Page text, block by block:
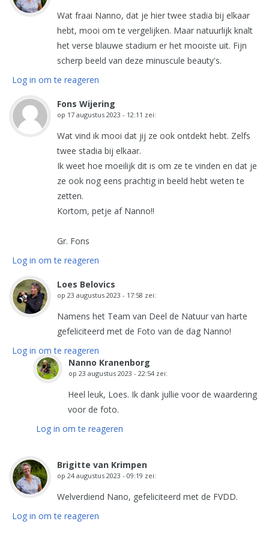
Wat fraai Nanno, dat je hier twee stadia bij elkaar
hebt, mooi om te vergelijken. Maar natuurlijk knalt
het verse blauwe stadium er het mooiste uit. Fijn
scherp beeld van deze minuscule beauty's.
Log in om te reageren
Fons Wijering
op 17 augustus 2023 - 12:11 zei:
Wat vind ik mooi dat jij ze ook ontdekt hebt. Zelfs
twee stadia bij elkaar.
Ik weet hoe moeilijk dit is om ze te vinden en dat je
ze ook nog eens prachtig in beeld hebt weten te
zetten.
Kortom, petje af Nanno!!
Gr. Fons
Log in om te reageren
Loes Belovics
op 23 augustus 2023 - 17:58 zei:
Namens het Team van Deel de Natuur van harte
gefeliciteerd met de Foto van de dag Nanno!
Log in om te reageren
Nanno Kranenborg
op 23 augustus 2023 - 22:54 zei:
Heel leuk, Loes. Ik dank jullie voor de waardering
voor de foto.
Log in om te reageren
Brigitte van Krimpen
op 24 augustus 2023 - 09:19 zei:
Welverdiend Nano, gefeliciteerd met de FVDD.
Log in om te reageren